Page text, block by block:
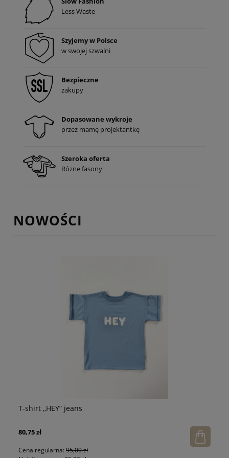
Less Waste
Szyjemy w Polsce
w swojej szwalni
Bezpieczne
zakupy
Dopasowane wykroje
przez mamę projektantkę
Szeroka oferta
Różne fasony
NOWOŚCI
T-shirt ,,HEY” jeans
80,75 zł
Cena regularna: 95,00 zł